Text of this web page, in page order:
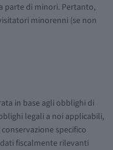
parte di minori. Pertanto,
minorenni (se non
in base agli obblighi di
legali a noi applicabili,
specifico
fiscalmente rilevanti